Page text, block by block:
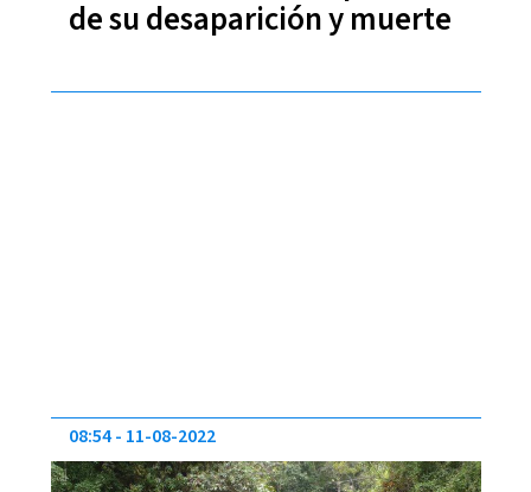
de su desaparición y muerte
08:54 11-08-2022